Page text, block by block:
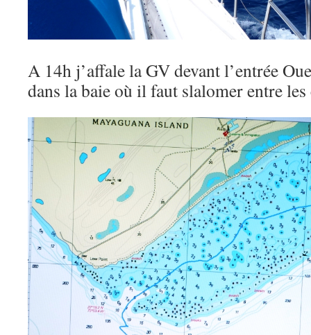
A 14h j’affale la GV devant l’entrée
dans la baie où il faut slalomer entre